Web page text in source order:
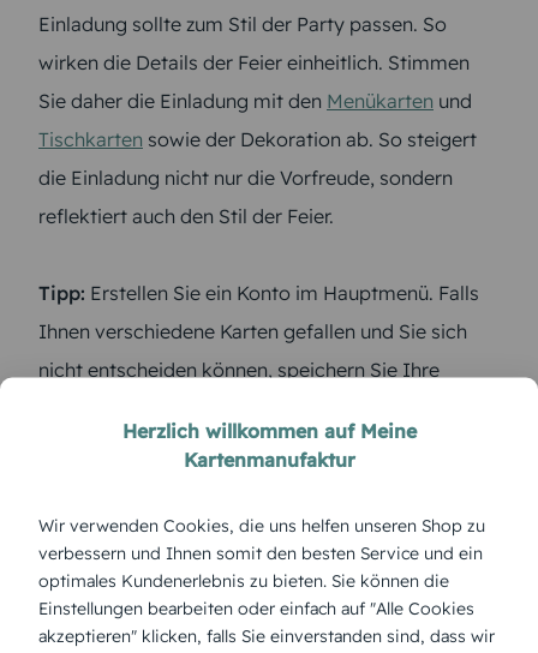
Einladung sollte zum Stil der Party passen. So
wirken die Details der Feier einheitlich. Stimmen
Sie daher die Einladung mit den Menükarten und
Tischkarten sowie der Dekoration ab. So steigert
die Einladung nicht nur die Vorfreude, sondern
reflektiert auch den Stil der Feier.
Tipp: Erstellen Sie ein Konto im Hauptmenü. Falls
Ihnen verschiedene Karten gefallen und Sie sich
nicht entscheiden können, speichern Sie Ihre
Herzlich willkommen auf Meine
Kartenmanufaktur
Wir verwenden Cookies, die uns helfen unseren Shop zu
verbessern und Ihnen somit den besten Service und ein
optimales Kundenerlebnis zu bieten. Sie können die
Einstellungen bearbeiten oder einfach auf "Alle Cookies
akzeptieren" klicken, falls Sie einverstanden sind, dass wir